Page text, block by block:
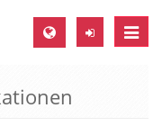
Toggle